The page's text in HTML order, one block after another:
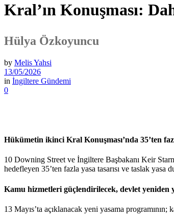
Kral’ın Konuşması:
Hülya Özkoyuncu
by Melis Yahsi
13/05/2026
in İngiltere Gündemi
0
Hükümetin ikinci Kral Konuşması’nda 35’ten
10 Downing Street ve İngiltere Başbakanı Keir
hedefleyen 35’ten fazla yasa tasarısı ve taslak
Kamu hizmetleri güçlendirilecek, devlet yeniden
13 Mayıs’ta açıklanacak yeni yasama